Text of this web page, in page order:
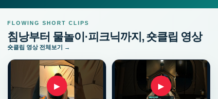
FLOWING SHORT CLIPS
침낭부터 물놀이·피크닉까지, 숏클립 영상
숏클립 영상 전체보기 →
▶ ▶